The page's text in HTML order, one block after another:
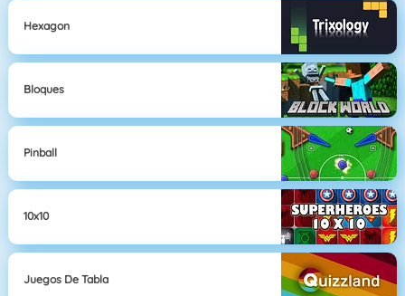
Hexagon
Bloques
Pinball
10x10
Juegos De Tabla